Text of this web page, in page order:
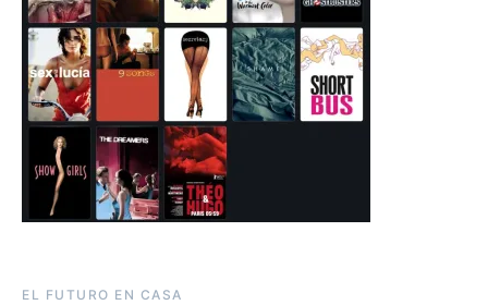
EL FUTURO EN CASA